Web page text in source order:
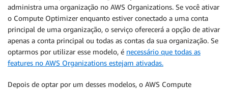
administra uma organização no AWS Organizations. Se você ativar
o Compute Optimizer enquanto estiver conectado a uma conta
principal de uma organização, o serviço oferecerá a opção de ativar
apenas a conta principal ou todas as contas da sua organização. Se
optarmos por utilizar esse modelo, é necessário que todas as
features no AWS Organizations estejam ativadas.
Depois de optar por um desses modelos, o AWS Compute